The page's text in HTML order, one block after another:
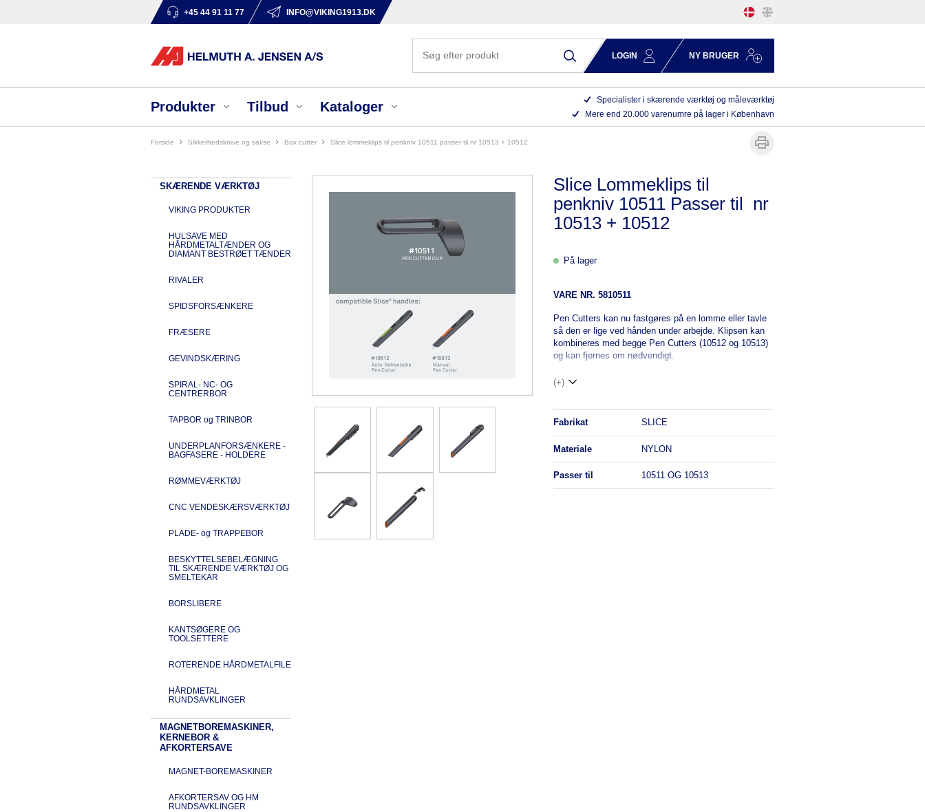
+45 44 91 11 77 INFO@VIKING1913.DK
LOGIN NY BRUGER
Produkter Tilbud Kataloger
Specialister i skærende værktøj og måleværktøj
Mere end 20.000 varenumre på lager i København
Forside sikkerhedsknive og sakse box cutter slice lommeklips til penkniv 10511 passer til nr 10513 + 10512
SKÆRENDE VÆRKTØJ
VIKING PRODUKTER
HULSAVE MED
HÅRDMETALTÆNDER OG
DIAMANT BESTRØET TÆNDER
RIVALER
SPIDSFORSÆNKERE
FRÆSERE
GEVINDSKÆRING
SPIRAL- NC- OG
CENTRERBOR
TAPBOR og TRINBOR
UNDERPLANFORSÆNKERE -
BAGFASERE - HOLDERE
RØMMEVÆRKTØJ
CNC VENDESKÆRSVÆRKTØJ
PLADE- og TRAPPEBOR
BESKYTTELSEBELÆGNING
TIL SKÆRENDE VÆRKTØJ OG
SMELTEKAR
BORSLIBERE
KANTSØGERE OG
TOOLSETTERE
ROTERENDE HÅRDMETALFILE
HÅRDMETAL
RUNDSAVKLINGER
MAGNETBOREMASKINER,
KERNEBOR &
AFKORTERSAVE
MAGNET-BOREMASKINER
AFKORTERSAV OG HM
RUNDSAVKLINGER
Slice Lommeklips til
penkniv 10511 Passer til nr
10513 + 10512
På lager
VARE NR. 5810511
Pen Cutters kan nu fastgøres på en lomme eller tavle
så den er lige ved hånden under arbejde. Klipsen kan
kombineres med begge Pen Cutters (10512 og 10513)
og kan fjernes om nødvendigt.
(+)
fabrikat SLICE
materiale NYLON
passer til 10511 OG 10513